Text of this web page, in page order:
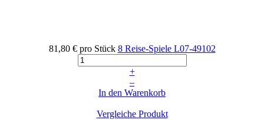
81,80 € pro Stück 8 Reise-Spiele L07-49102
+
–
In den Warenkorb
Vergleiche Produkt